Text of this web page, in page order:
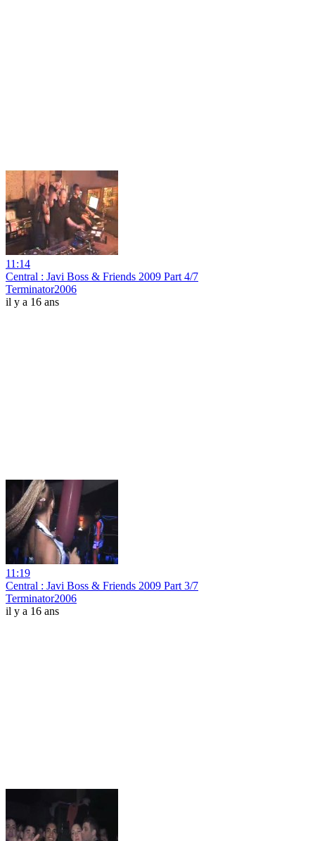
11:14
Central : Javi Boss & Friends 2009 Part 4/7
Terminator2006
il y a 16 ans
11:19
Central : Javi Boss & Friends 2009 Part 3/7
Terminator2006
il y a 16 ans